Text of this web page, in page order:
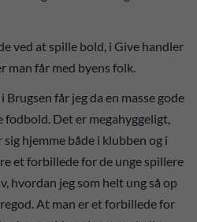
ved at spille bold, i Give handler
man får med byens folk.
Brugsen får jeg da en masse gode
fodbold. Det er megahyggeligt,
hjemme både i klubben og i
et forbillede for de unge spillere
hvordan jeg som helt ung så op
At man er et forbillede for